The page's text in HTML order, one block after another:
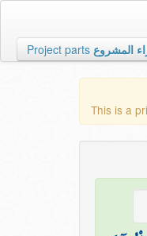
Project parts المشروع
This is a